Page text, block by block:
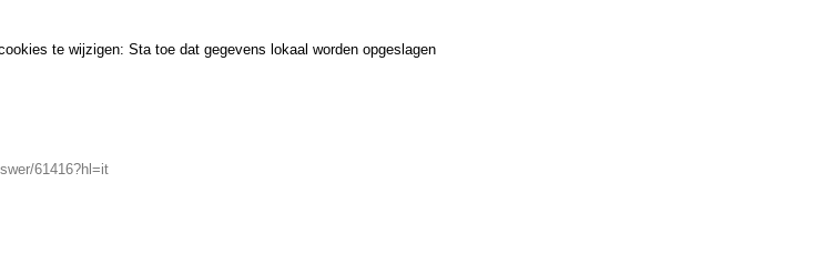
te wijzigen: Sta toe dat gegevens lokaal worden opgeslagen
61416?hl=it